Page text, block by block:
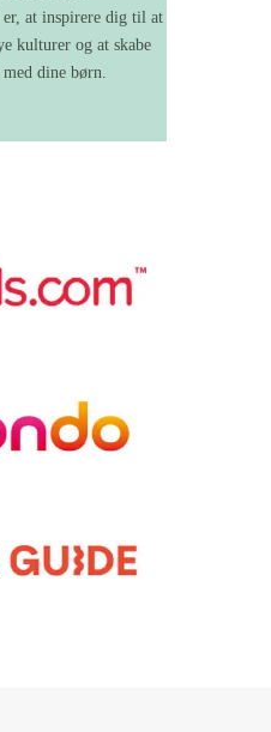
at inspirere dig til at
kulturer og at skabe
dine børn.